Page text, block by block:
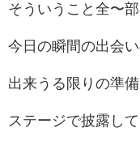
そういうこと全〜
今日の瞬間の出会
出来うる限りの準
ステージで披露して